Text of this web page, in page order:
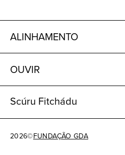
ALINHAMENTO
OUVIR
Scúru Fitchádu
2026©FUNDAÇÃO GDA